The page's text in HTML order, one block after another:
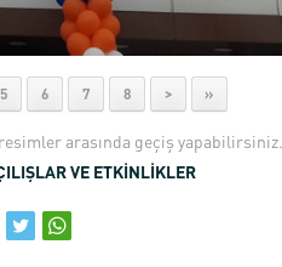
5 6 7 8 > »
arasında geçiş yapabilirsiniz.
VE ETKİNLİKLER